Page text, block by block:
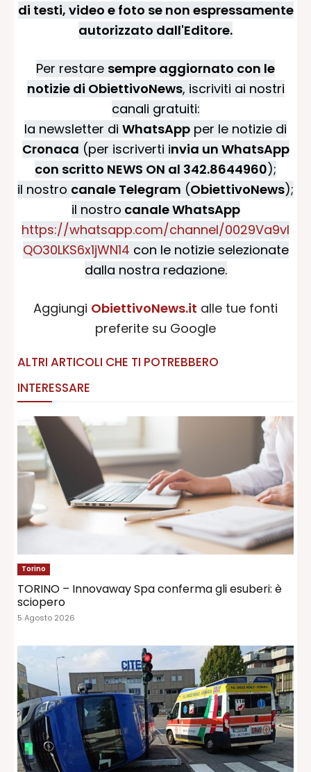
di testi, video e foto se non espressamente
autorizzato dall'Editore.
Per restare sempre aggiornato con le
notizie di ObiettivoNews, iscriviti ai nostri
canali gratuiti:
la newsletter di WhatsApp per le notizie di
Cronaca (per iscriverti invia un WhatsApp
con scritto NEWS ON al 342.8644960);
il nostro canale Telegram (ObiettivoNews);
il nostro canale WhatsApp
https://whatsapp.com/channel/0029Va9vI
QO30LKS6x1jWN14 con le notizie selezionate
dalla nostra redazione.
Aggiungi ObiettivoNews.it alle tue fonti
preferite su Google
ALTRI ARTICOLI CHE TI POTREBBERO
INTERESSARE
Torino
TORINO – Innovaway Spa conferma gli esuberi: è
sciopero
5 Agosto 2026